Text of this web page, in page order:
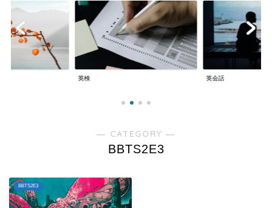
英検 英会話
― CATEGORY ―
BBTS2E3
BBTS2E3